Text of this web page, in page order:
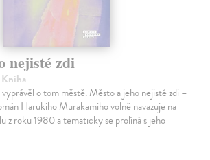
nejisté zdi
Kniha
o tom městě. Město a jeho nejisté zdi –
Harukiho Murakamiho volně navazuje na
z roku 1980 a tematicky se prolíná s jeho